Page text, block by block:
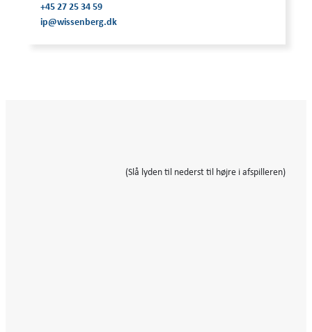
+45 27 25 34 59
ip@wissenberg.dk
(Slå lyden til nederst til højre i afspilleren)